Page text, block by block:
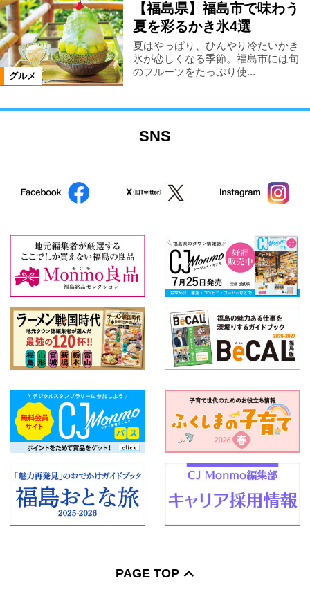
グルメ
【福島県】福島市で味わう
夏を彩るかき氷4選
夏はやっぱり、ひんやり冷たいかき
氷が恋しくなる季節。福島市には旬
のフルーツをたっぷり使...
SNS
PAGE TOP